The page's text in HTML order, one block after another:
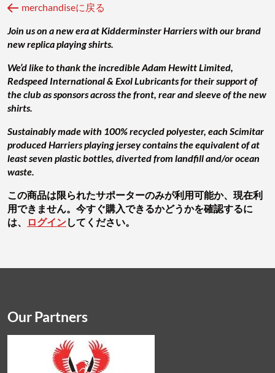
merchandiseに戻る
Join us on a ne w era at Kidderminster Harriers with our brand
new replica playing shirts.
We’d like to thank the incredible Adam Hewitt Limited,
Redspeed International & Exol Lubricants for their support of
the club as sponsors across the front, rear and sleeve of the new
shirts.
Sustainably made with 100% recycled polyester, each Scimitar
produced Harriers playing jersey contains the equivalent of at
least seven plastic bottles, diverted from landfill and/or ocean
waste.
この商品は限られたサポーターのみが利用可能か、現在利
用できません。今すぐ購入できるかどうかを確認するに
は、
ログインしてください。
Our Partners